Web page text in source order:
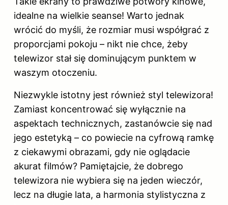
idealne na wielkie seanse! Warto jednak
wrócić do myśli, że rozmiar musi współgrać z
proporcjami pokoju – nikt nie chce, żeby
telewizor stał się dominującym punktem w
waszym otoczeniu.
Niezwykle istotny jest również styl telewizora!
Zamiast koncentrować się wyłącznie na
aspektach technicznych, zastanówcie się nad
jego estetyką – co powiecie na cyfrową ramkę
z ciekawymi obrazami, gdy nie oglądacie
akurat filmów? Pamiętajcie, że dobrego
telewizora nie wybiera się na jeden wieczór,
lecz na długie lata, a harmonia stylistyczna z